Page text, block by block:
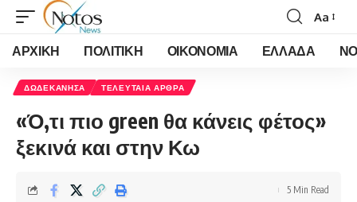
Font
Resizer
Aa
ΑΡΧΙΚΗ ΠΟΛΙΤΙΚΗ ΟΙΚΟΝΟΜΙΑ ΕΛΛΑΔΑ
ΔΩΔΕΚΑΝΗΣΑ ΤΕΛΕΥΤΑΙΑ ΑΡΘΡΑ
«Ό,τι πιο green θα κάνεις φέτος»
ξεκινά και στην Κω
5 Min Read